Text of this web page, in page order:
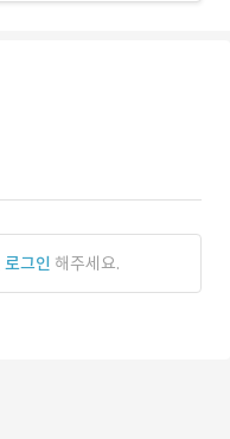
로그인 해주세요.